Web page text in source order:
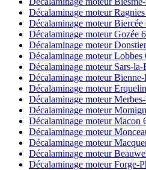
Décalaminage moteur
Décalaminage moteur Biercée
Décalaminage moteur Gozée
Décalaminage moteur
Décalaminage moteur Lobbes
Décalaminage moteur Sars-la-
Décalaminage moteur
Décalaminage moteur
Décalaminage moteur
Décalaminage moteur
Décalaminage moteur Macon
Décalaminage moteur
Décalaminage moteur
Décalaminage moteur
Décalaminage moteur Forge-